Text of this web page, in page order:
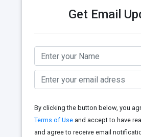
Get Email
By clicking the button below, you
Terms of Use and accept to have
and agree to receive email